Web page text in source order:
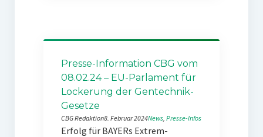
Presse-Information CBG vom
08.02.24 – EU-Parlament für
Lockerung der Gentechnik-
Gesetze
CBG Redaktion8. Februar 2024News, Presse-Infos
Erfolg für BAYERs Extrem-